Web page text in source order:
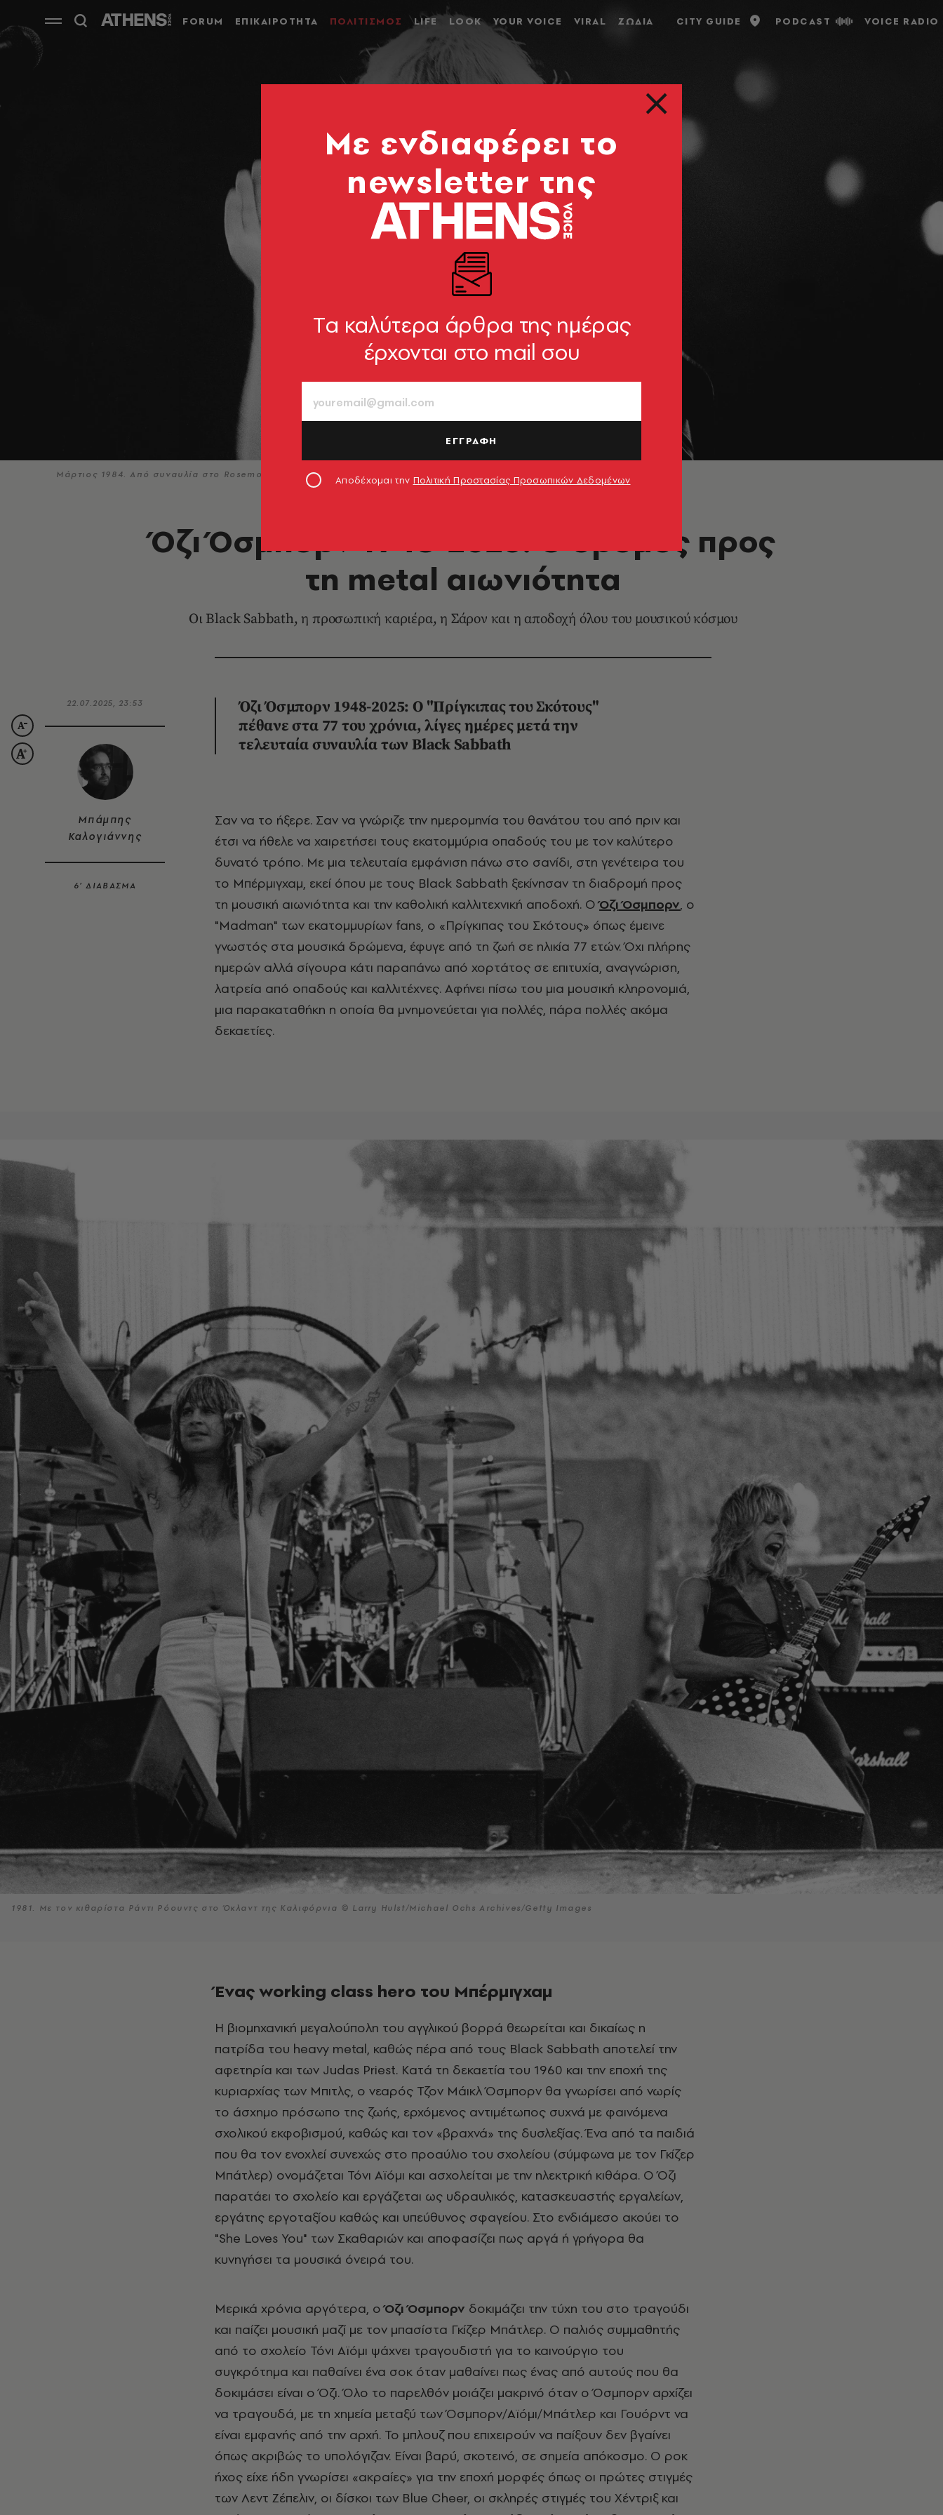
FORUM ΕΠΙΚΑΙΡΟΤΗΤΑ ΠΟΛΙΤΙΣΜΟΣ LIFE LOOK YOUR VOICE VIRAL ΖΩΔΙΑ CITY GUIDE PODCAST VOICE RADIO
Μάρτιος 1984. Από συναυλία στο Rosemont του Illinois © Paul Natkin/Getty Images
Όζι Όσμπορν 1948-2025: Ο δρόμος προς
τη metal αιωνιότητα
Οι Black Sabbath, η προσωπική καριέρα, η Σάρον και η αποδοχή όλου του μουσικού κόσμου
22.07.2025, 23:53
Μπάμπης
Καλογιάννης
6’ ΔΙΑΒΑΣΜΑ
Όζι Όσμπορν 1948-2025: Ο "Πρίγκιπας του Σκότους"
πέθανε στα 77 του χρόνια, λίγες ημέρες μετά την
τελευταία συναυλία των Black Sabbath
Σαν να το ήξερε. Σαν να γνώριζε την ημερομηνία του θανάτου του από πριν και
έτσι να ήθελε να χαιρετήσει τους εκατομμύρια οπαδούς του με τον καλύτερο
δυνατό τρόπο. Με μια τελευταία εμφάνιση πάνω στο σανίδι, στη γενέτειρα του
το Μπέρμιγχαμ, εκεί όπου με τους Black Sabbath ξεκίνησαν τη διαδρομή προς
τη μουσική αιωνιότητα και την καθολική καλλιτεχνική αποδοχή. ΟΌζι Όσμπορν, ο
"Madman" των εκατομμυρίων fans, ο «Πρίγκιπας του Σκότους» όπως έμεινε
γνωστός στα μουσικά δρώμενα, έφυγε από τη ζωή σε ηλικία 77 ετών. Όχι πλήρης
ημερών αλλά σίγουρα κάτι παραπάνω από χορτάτος σε επιτυχία, αναγνώριση,
λατρεία από οπαδούς και καλλιτέχνες. Αφήνει πίσω του μια μουσική κληρονομιά,
μια παρακαταθήκη η οποία θα μνημονεύεται για πολλές, πάρα πολλές ακόμα
δεκαετίες.
1981. Με τον κιθαρίστα Ράντι Ρόουντς στο Όκλαντ της Καλιφόρνια © Larry Hulst/Michael Ochs Archives/Getty Images
Ένας working class hero του Μπέρμιγχαμ
Η βιομηχανική μεγαλούπολη του αγγλικού βορρά θεωρείται και δικαίως η
πατρίδα του heavy metal, καθώς πέρα από τους Black Sabbath αποτελεί την
αφετηρία και των Judas Priest. Κατά τη δεκαετία του 1960 και την εποχή της
κυριαρχίας των Μπιτλς, ο νεαρός Τζον Μάικλ Όσμπορν θα γνωρίσει από νωρίς
το άσχημο πρόσωπο της ζωής, ερχόμενος αντιμέτωπος συχνά με φαινόμενα
σχολικού εκφοβισμού, καθώς και τον «βραχνά» της δυσλεξίας. Ένα από τα παιδιά
που θα τον ενοχλεί συνεχώς στο προαύλιο του σχολείου (σύμφωνα με τον Γκίζερ
Μπάτλερ) ονομάζεται Τόνι Αϊόμι και ασχολείται με την ηλεκτρική κιθάρα. Ο Όζι
παρατάει το σχολείο και εργάζεται ως υδραυλικός, κατασκευαστής εργαλείων,
εργάτης εργοταξίου καθώς και υπεύθυνος σφαγείου. Στο ενδιάμεσο ακούει το
"She Loves You" των Σκαθαριών και αποφασίζει πως αργά ή γρήγορα θα
κυνηγήσει τα μουσικά όνειρά του.
Μερικά χρόνια αργότερα, οΌζι Όσμπορν δοκιμάζει την τύχη του στο τραγούδι
και παίζει μουσική μαζί με τον μπασίστα Γκίζερ Μπάτλερ. Ο παλιός συμμαθητής
από το σχολείο Τόνι Αϊόμι ψάχνει τραγουδιστή για το καινούργιο του
συγκρότημα και παθαίνει ένα σοκ όταν μαθαίνει πως ένας από αυτούς που θα
δοκιμάσει είναι ο Όζι. Όλο το παρελθόν μοιάζει μακρινό όταν ο Όσμπορν αρχίζει
να τραγουδά, με τη χημεία μεταξύ των Όσμπορν/Αϊόμι/Μπάτλερ και Γουόρντ να
είναι εμφανής από την αρχή. Το μπλουζ που επιχειρούν να παίξουν δεν βγαίνει
όπως ακριβώς το υπολόγιζαν. Είναι βαρύ, σκοτεινό, σε σημεία απόκοσμο. Ο ροκ
ήχος είχε ήδη γνωρίσει «ακραίες» για την εποχή μορφές όπως οι πρώτες στιγμές
των Λεντ Ζέπελιν, οι δίσκοι των Blue Cheer, οι σκληρές στιγμές του Χέντριξ και
Mε ενδιαφέρει το
newsletter της
Tα καλύτερα άρθρα της ημέρας
έρχονται στο mail σου
ΕΓΓΡΑΦΗ
Αποδέχομαι την Πολιτική Προστασίας Προσωπικών Δεδομένων